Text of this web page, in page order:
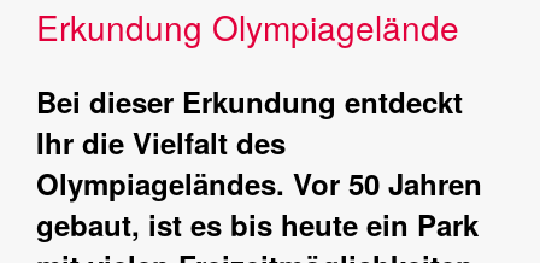
Erkundung Olympiagelände
Bei dieser Erkundung entdeckt
Ihr die Vielfalt des
Olympiageländes. Vor 50 Jahren
gebaut, ist es bis heute ein Park